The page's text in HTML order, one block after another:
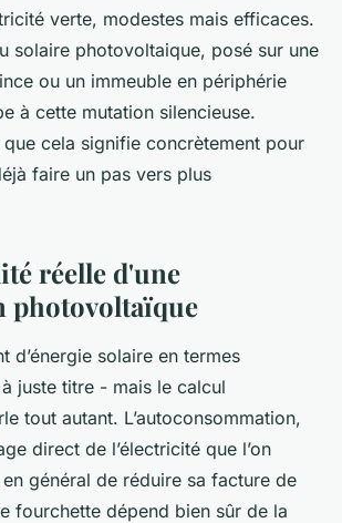
2026 09:01• 9 min de lecture
verte, modestes mais efficaces.
solaire photovoltaique, posé sur une
ou un immeuble en périphérie
à cette mutation silencieuse.
cela signifie concrètement pour
faire un pas vers plus
réelle d'une
photovoltaïque
d’énergie solaire en termes
juste titre - mais le calcul
tout autant. L’autoconsommation,
direct de l’électricité que l’on
général de réduire sa facture de
fourchette dépend bien sûr de la